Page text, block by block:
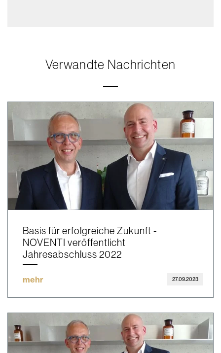
Verwandte Nachrichten
Basis für erfolgreiche Zukunft -
NOVENTI veröffentlicht
Jahresabschluss 2022
mehr 27.09.2023